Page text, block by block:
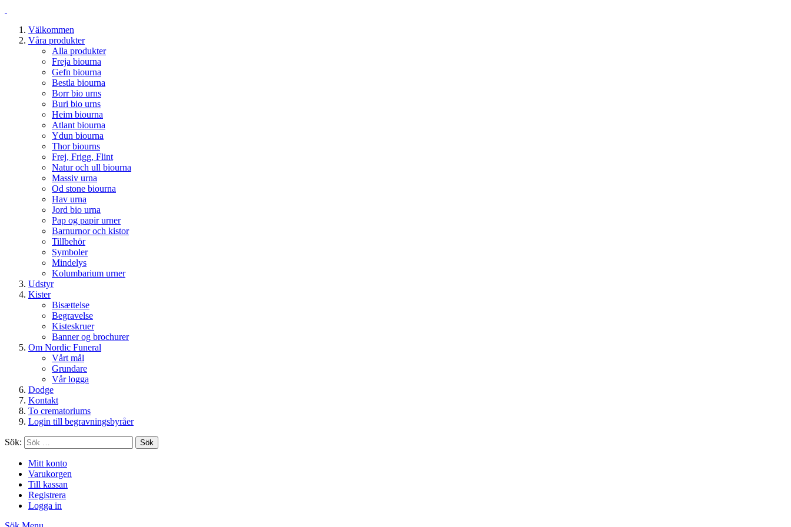
Välkommen
Våra produkter
Alla produkter
Freja biourna
Gefn biourna
Bestla biourna
Borr bio urns
Buri bio urns
Heim biourna
Atlant biourna
Ydun biourna
Thor biourns
Frej, Frigg, Flint
Natur och ull biourna
Massiv urna
Od stone biourna
Hav urna
Jord bio urna
Pap og papir urner
Barnurnor och kistor
Tillbehör
Symboler
Mindelys
Kolumbarium urner
Udstyr
Kister
Bisættelse
Begravelse
Kisteskruer
Banner og brochurer
Om Nordic Funeral
Vårt mål
Grundare
Vår logga
Dodge
Kontakt
To crematoriums
Login till begravningsbyråer
Sök: Sök
Mitt konto
Varukorgen
Till kassan
Registrera
Logga in